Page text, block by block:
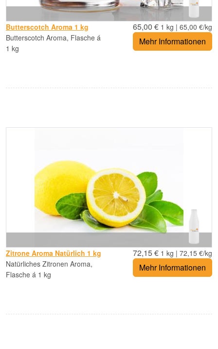
Butterscotch Aroma 1 kg
Butterscotch Aroma, Flasche á
1 kg
65,00 € 1 kg | 65,00 €/kg
Mehr Informationen
Zitrone Aroma Natürlich 1 kg
Natürliches Zitronen Aroma,
Flasche á 1 kg
72,15 € 1 kg | 72,15 €/kg
Mehr Informationen